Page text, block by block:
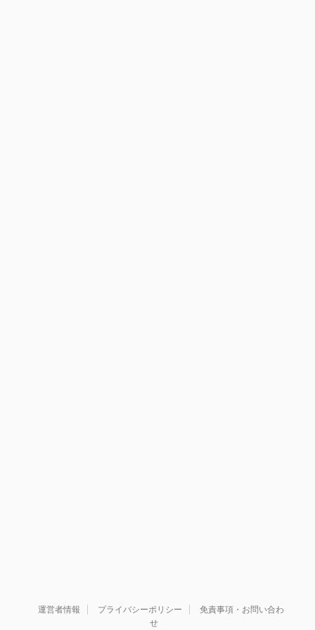
運営者情報 プライバシーポリシー
免責事項・お問い合わ
せ